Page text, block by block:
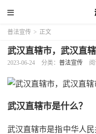
普法宣传 > 正文
武汉直辖市，武汉直
2023-06-24 分类： 普法宣传
武汉直辖市是什么？
武汉直辖市是指中华人